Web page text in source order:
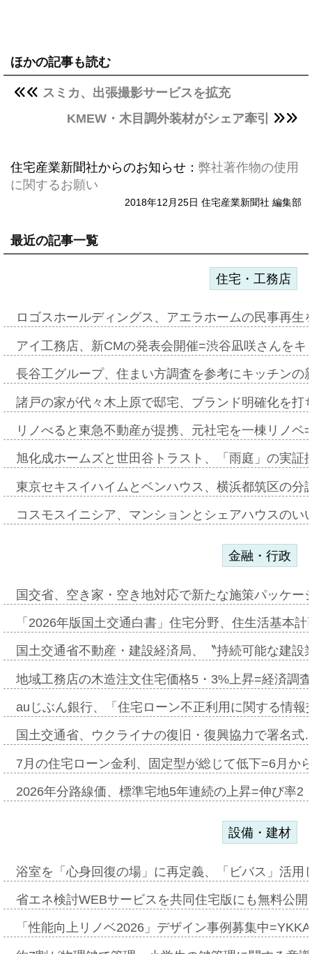
ほかの記事も読む
スミカ、出張撮影サービスを拡充
KMEW・木目調外装材がシェア牽引
住宅産業新聞社からのお知らせ： 弊社著作物の使用
に関するお願い
2018年12月25日 住宅産業新聞社 編集部
最近の記事一覧
住宅・工務店
ロゴスホールディングス、アエラホームの民事再
アイ工務店、新CMの発表会開催=渋谷凪咲さんを
長谷工グループ、住まい方調査を参考にキッチン
諸戸の家が代々木上原で邸宅、ブランド明確化を
リノべると東急不動産が提携、元社宅を一棟リノ
旭化成ホームズと世田谷トラスト、「雨庭」の実
東京セキスイハイムとベンハウス、横浜都筑区の
コスモスイニシア、マンションとシェアハウスの
金融・行政
国交省、空き家・空き地対応で新たな施策パッケ
「2026年版国土交通白書」住宅分野、住生活基本
国土交通省不動産・建設経済局、〝持続可能な建
地域工務店の木造注文住宅価格5・3%上昇=経済調
auじぶん銀行、「住宅ローン不正利用に関する情
国土交通省、ウクライナの復旧・復興協力で署名
7月の住宅ローン金利、固定型が総じて低下=6月か
2026年分路線価、標準宅地5年連続の上昇=伸び率
設備・建材
浴室を「心身回復の場」に再定義、「ビバス」活
省エネ検討WEBサービスを共同住宅版にも無料公
「性能向上リノベ2026」デザイン事例募集中